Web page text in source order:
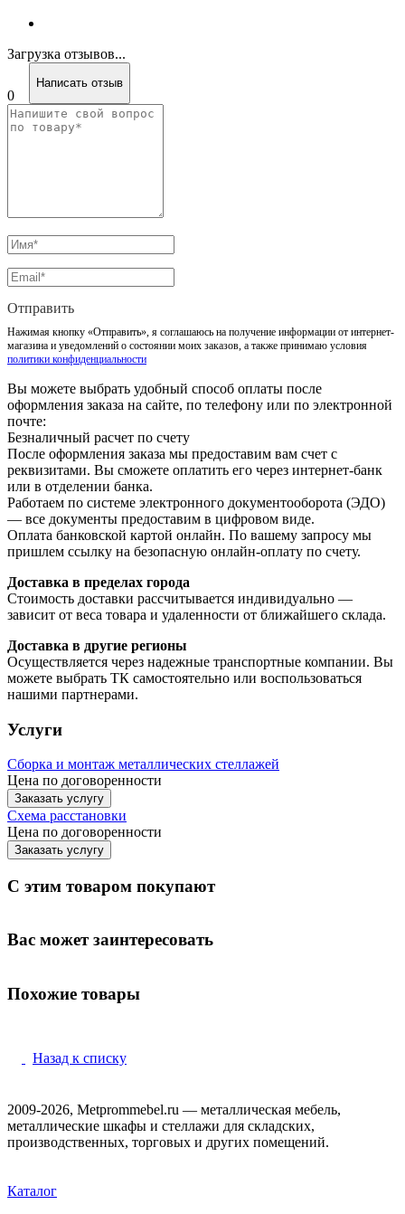
Загрузка отзывов...
0
Написать отзыв
Отправить
Нажимая кнопку «Отправить», я соглашаюсь на получение информации от интернет-
магазина и уведомлений о состоянии моих заказов, а также принимаю условия
политики конфиденциальности
Вы можете выбрать удобный способ оплаты после
оформления заказа на сайте, по телефону или по электронной
почте:
Безналичный расчет по счету
После оформления заказа мы предоставим вам счет с
реквизитами. Вы сможете оплатить его через интернет-банк
или в отделении банка.
Работаем по системе электронного документооборота (ЭДО)
— все документы предоставим в цифровом виде.
Оплата банковской картой онлайн. По вашему запросу мы
пришлем ссылку на безопасную онлайн-оплату по счету.
Доставка в пределах города
Стоимость доставки рассчитывается индивидуально —
зависит от веса товара и удаленности от ближайшего склада.
Доставка в другие регионы
Осуществляется через надежные транспортные компании. Вы
можете выбрать ТК самостоятельно или воспользоваться
нашими партнерами.
Услуги
Сборка и монтаж металлических стеллажей
Цена по договоренности
Заказать услугу
Схема расстановки
Цена по договоренности
Заказать услугу
С этим товаром покупают
Вас может заинтересовать
Похожие товары
Назад к списку
2009-2026, Metprommebel.ru — металлическая мебель,
металлические шкафы и стеллажи для складских,
производственных, торговых и других помещений.
Каталог